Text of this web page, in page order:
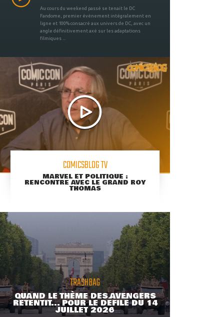
Au cours du weekend passé se tenait le DC
Fandome, premier évènement intégralement en
ligne et 100% consacré aux univers de DC, avec un
angle définitivement axé sur les adaptations
filmiques ...
COMICSBLOG TV
MARVEL ET POLITIQUE :
RENCONTRE AVEC LE GRAND ROY
THOMAS
TRASHBAG
QUAND LE THÈME DES AVENGERS
RETENTIT... POUR LE DÉFILÉ DU 14
JUILLET 2026